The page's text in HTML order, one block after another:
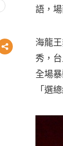
語，
海龍
秀，
全場
「選